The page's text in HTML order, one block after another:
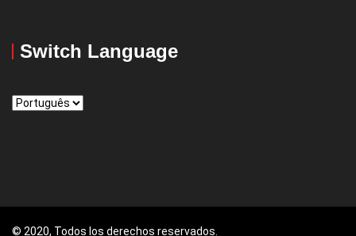
Switch Language
Switch
© 2020, Todos los derechos reservados.